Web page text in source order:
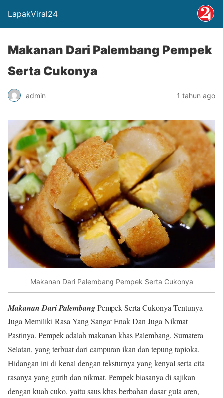
LapakViral24
Makanan Dari Palembang Pempek
Serta Cukonya
admin 1 tahun ago
Makanan Dari Palembang Pempek Serta Cukonya
Makanan Dari PalembangPempek Serta Cukonya Tentunya
Juga Memiliki Rasa Yang Sangat Enak Dan Juga Nikmat
Pastinya. Pempek adalah makanan khas Palembang, Sumatera
Selatan, yang terbuat dari campuran ikan dan tepung tapioka.
Hidangan ini di kenal dengan teksturnya yang kenyal serta cita
rasanya yang gurih dan nikmat. Pempek biasanya di sajikan
dengan kuah cuko, yaitu saus khas berbahan dasar gula aren,